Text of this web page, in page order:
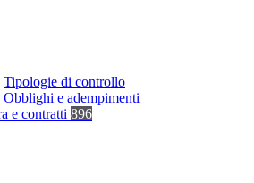
Tipologie di controllo
Obblighi e adempimenti
e contratti 896